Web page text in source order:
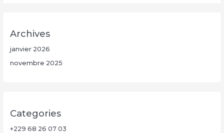
Archives
janvier 2026
novembre 2025
Categories
+229 68 26 07 03